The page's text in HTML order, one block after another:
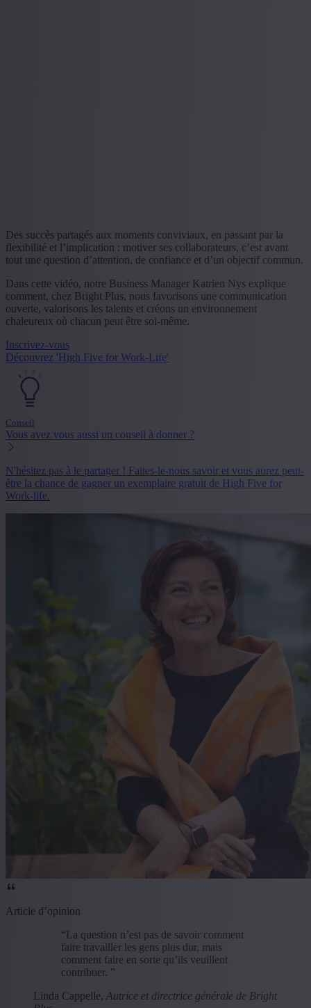
Des succès partagés aux moments conviviaux, en passant par la
flexibilité et l’implication : motiver ses collaborateurs, c’est avant
tout une question d’attention, de confiance et d’un objectif commun.
Dans cette vidéo, notre Business Manager Katrien Nys explique
comment, chez Bright Plus, nous favorisons une communication
ouverte, valorisons les talents et créons un environnement
chaleureux où chacun peut être soi-même.
Inscrivez-vous
Découvrez 'High Five for Work-Life'
Conseil
Vous avez vous aussi un conseil à donner ?
N'hésitez pas à le partager ! Faites-le-nous savoir et vous aurez peut-
être la chance de gagner un exemplaire gratuit de High Five for
Work-life.
Article d’opinion
“La question n’est pas de savoir comment
faire travailler les gens plus dur, mais
comment faire en sorte qu’ils veuillent
contribuer. ”
Linda Cappelle, Autrice et directrice générale de Bright